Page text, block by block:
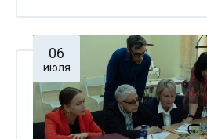
06
июля